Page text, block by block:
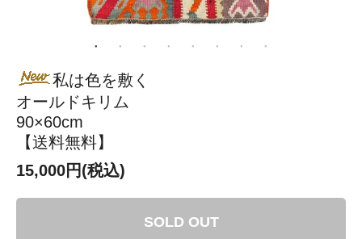
私は色を敷く
オールドキリム
90×60cm
【送料無料】
15,000円(税込)
SOLD OUT